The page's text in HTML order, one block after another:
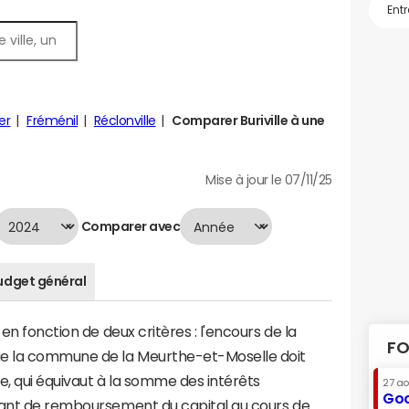
Fréménil Réclonville Comparer Buriville à une
Mise à jour le 07/11/25
Comparer avec
général
fonction de deux critères : l'encours de la
la commune de la Meurthe-et-Moselle doit
qui équivaut à la somme des intérêts
de remboursement du capital au cours de
27